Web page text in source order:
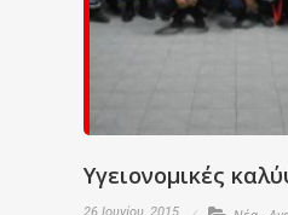
Υγειονομικές